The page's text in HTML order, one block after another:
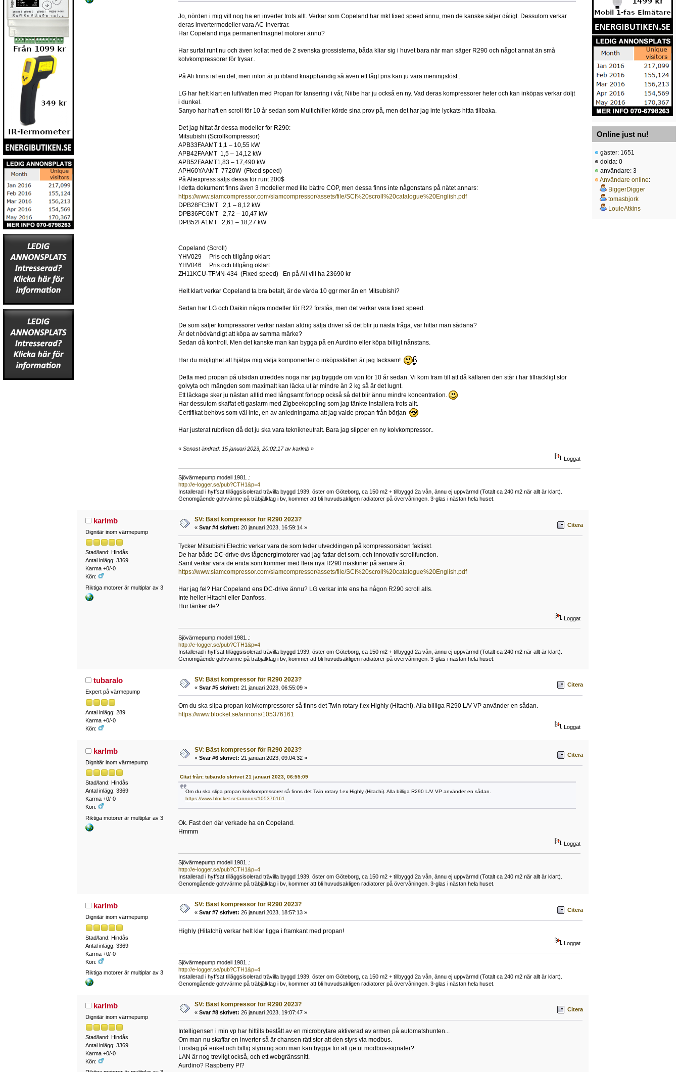
Jo, nörden i mig vill nog ha en inverter trots allt. Verkar som Copeland har mkt fixed speed ännu, men de kanske säljer dåligt. Dessutom verkar
deras invertermodeller vara AC-invertrar.
Har Copeland inga permanentmagnet motorer ännu?
Har surfat runt nu och även kollat med de 2 svenska grossisterna, båda kliar sig i huvet bara när man säger R290 och något annat än små
kolvkompressorer för frysar..
På Ali finns iaf en del, men infon är ju ibland knapphändig så även ett lågt pris kan ju vara meningslöst..
LG har helt klart en luft/vatten med Propan för lansering i vår, Niibe har ju också en ny. Vad deras kompressorer heter och kan inköpas verkar döljt
i dunkel.
Sanyo har haft en scroll för 10 år sedan som Multichiller körde sina prov på, men det har jag inte lyckats hitta tillbaka.
Det jag hittat är dessa modeller för R290:
Mitsubishi (Scrollkompressor)
APB33FAAMT 1,1 – 10,55 kW
APB42FAAMT 1,5 – 14,12 kW
APB52FAAMT1,83 – 17,490 kW
APH60YAAMT 7720W (Fixed speed)
På Aliexpress säljs dessa för runt 200$
I detta dokument finns även 3 modeller med lite bättre COP, men dessa finns inte någonstans på nätet annars:
https://www.siamcompressor.com/siamcompressor/assets/file/SCI%20scroll%20catalogue%20English.pdf
DPB28FC3MT 2,1 – 8,12 kW
DPB36FC6MT 2,72 – 10,47 kW
DPB52FA1MT 2,61 – 18,27 kW
Copeland (Scroll)
YHV029 Pris och tillgång oklart
YHV046 Pris och tillgång oklart
ZH11KCU-TFMN-434 (Fixed speed) En på Ali vill ha 23690 kr
Helt klart verkar Copeland ta bra betalt, är de värda 10 ggr mer än en Mitsubishi?
Sedan har LG och Daikin några modeller för R22 förstås, men det verkar vara fixed speed.
De som säljer kompressorer verkar nästan aldrig sälja driver så det blir ju nästa fråga, var hittar man sådana?
Är det nödvändigt att köpa av samma märke?
Sedan då kontroll. Men det kanske man kan bygga på en Aurdino eller köpa billigt nånstans.
Har du möjlighet att hjälpa mig välja komponenter o inköpsställen är jag tacksam!
Detta med propan på utsidan utreddes noga när jag byggde om vpn för 10 år sedan. Vi kom fram till att då källaren den står i har tillräckligt stor
golvyta och mängden som maximalt kan läcka ut är mindre än 2 kg så är det lugnt.
Ett läckage sker ju nästan alltid med långsamt förlopp också så det blir ännu mindre koncentration.
Har dessutom skaffat ett gaslarm med Zigbeekoppling som jag tänkte installera trots allt.
Certifikat behövs som väl inte, en av anledningarna att jag valde propan från början
Har justerat rubriken då det ju ska vara teknikneutralt. Bara jag slipper en ny kolvkompressor..
« Senast ändrad: 15 januari 2023, 20:02:17 av karlmb»
Loggat
Sjövärmepump modell 1981..:
http://e-logger.se/pub?CTH1&p=4
Installerad i hyffsat tilläggsisolerad trävilla byggd 1939, öster om Göteborg, ca 150 m2 + tillbyggd 2a vån, ännu ej uppvärmd (Totalt ca 240 m2 när allt är klart).
Genomgående golvvärme på träbjälklag i bv, kommer att bli huvudsakligen radiatorer på övervåningen. 3-glas i nästan hela huset.
karlmb
Dignitär inom värmepump
Stad/land: Hindås
Antal inlägg: 3369
Karma +0/-0
Kön:
Riktiga motorer är multiplar av 3
SV: Bäst kompressor för R290 2023?
« Svar #4 skrivet: 20 januari 2023, 16:59:14 » Citera
Tycker Mitsubishi Electric verkar vara de som leder utvecklingen på kompressorsidan faktiskt.
De har både DC-drive dvs lågenergimotorer vad jag fattar det som, och innovativ scrollfunction.
Samt verkar vara de enda som kommer med flera nya R290 maskiner på senare år:
https://www.siamcompressor.com/siamcompressor/assets/file/SCI%20scroll%20catalogue%20English.pdf
Har jag fel? Har Copeland ens DC-drive ännu? LG verkar inte ens ha någon R290 scroll alls.
Inte heller Hitachi eller Danfoss.
Hur tänker de?
Loggat
Sjövärmepump modell 1981..:
http://e-logger.se/pub?CTH1&p=4
Installerad i hyffsat tilläggsisolerad trävilla byggd 1939, öster om Göteborg, ca 150 m2 + tillbyggd 2a vån, ännu ej uppvärmd (Totalt ca 240 m2 när allt är klart).
Genomgående golvvärme på träbjälklag i bv, kommer att bli huvudsakligen radiatorer på övervåningen. 3-glas i nästan hela huset.
tubaralo
Expert på värmepump
Antal inlägg: 289
Karma +0/-0
Kön:
SV: Bäst kompressor för R290 2023?
« Svar #5 skrivet: 21 januari 2023, 06:55:09 » Citera
Om du ska slipa propan kolvkompressorer så finns det Twin rotary f.ex Highly (Hitachi). Alla billiga R290 L/V VP använder en sådan.
https://www.blocket.se/annons/105376161
Loggat
karlmb
Dignitär inom värmepump
Stad/land: Hindås
Antal inlägg: 3369
Karma +0/-0
Kön:
Riktiga motorer är multiplar av 3
SV: Bäst kompressor för R290 2023?
« Svar #6 skrivet: 21 januari 2023, 09:04:32 » Citera
Citat från: tubaralo skrivet 21 januari 2023, 06:55:09
Om du ska slipa propan kolvkompressorer så finns det Twin rotary f.ex Highly (Hitachi). Alla billiga R290 L/V VP använder en sådan.
https://www.blocket.se/annons/105376161
Ok. Fast den där verkade ha en Copeland.
Hmmm
Loggat
Sjövärmepump modell 1981..:
http://e-logger.se/pub?CTH1&p=4
Installerad i hyffsat tilläggsisolerad trävilla byggd 1939, öster om Göteborg, ca 150 m2 + tillbyggd 2a vån, ännu ej uppvärmd (Totalt ca 240 m2 när allt är klart).
Genomgående golvvärme på träbjälklag i bv, kommer att bli huvudsakligen radiatorer på övervåningen. 3-glas i nästan hela huset.
karlmb
Dignitär inom värmepump
Stad/land: Hindås
Antal inlägg: 3369
Karma +0/-0
Kön:
Riktiga motorer är multiplar av 3
SV: Bäst kompressor för R290 2023?
« Svar #7 skrivet: 26 januari 2023, 18:57:13 » Citera
Highly (Hitatchi) verkar helt klar ligga i framkant med propan!
Loggat
Sjövärmepump modell 1981..:
http://e-logger.se/pub?CTH1&p=4
Installerad i hyffsat tilläggsisolerad trävilla byggd 1939, öster om Göteborg, ca 150 m2 + tillbyggd 2a vån, ännu ej uppvärmd (Totalt ca 240 m2 när allt är klart).
Genomgående golvvärme på träbjälklag i bv, kommer att bli huvudsakligen radiatorer på övervåningen. 3-glas i nästan hela huset.
karlmb
Dignitär inom värmepump
Stad/land: Hindås
Antal inlägg: 3369
Karma +0/-0
Kön:
SV: Bäst kompressor för R290 2023?
« Svar #8 skrivet: 26 januari 2023, 19:07:47 » Citera
Intelligensen i min vp har hittills bestått av en microbrytare aktiverad av armen på automatshunten...
Om man nu skaffar en inverter så är chansen rätt stor att den styrs via modbus.
Förslag på enkel och billig styrning som man kan bygga för att ge ut modbus-signaler?
LAN är nog trevligt också, och ett webgränssnitt.
Aurdino? Raspberry PI?
Online just nu!
gäster: 1651
dolda: 0
användare: 3
Användare online:
BiggerDigger
tomasbjork
LouieAtkins